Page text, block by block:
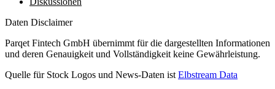
Daten Disclaimer
Parqet Fintech GmbH übernimmt für die dargestellten Informationen
und deren Genauigkeit und Vollständigkeit keine Gewährleistung.
Quelle für Stock Logos und News-Daten ist Elbstream Data